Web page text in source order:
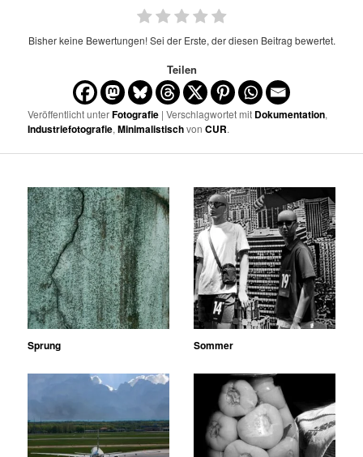
Bisher keine Bewertungen! Sei der Erste, der diesen Beitrag bewertet.
Teilen
Veröffentlicht unterFotografie | Verschlagwortet mit Dokumentation,
Industriefotografie,MinimalistischvonCUR.
Sprung Sommer